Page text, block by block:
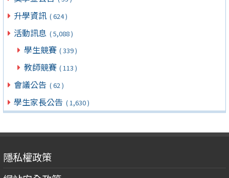
升學資訊 ( 624 )
活動訊息 ( 5,088 )
學生競賽 ( 339 )
教師競賽 ( 113 )
會議公告 ( 62 )
學生家長公告 ( 1,630 )
隱私權政策